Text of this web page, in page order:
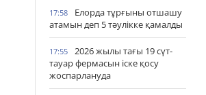
17:58
Елорда тұрғыны отшашу
атамын деп 5 тәулікке қамалды
17:55
2026 жылы тағы 19 сүт-
тауар фермасын іске қосу
жоспарлануда